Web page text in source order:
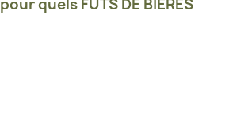
pour quels FUTS DE BIERES